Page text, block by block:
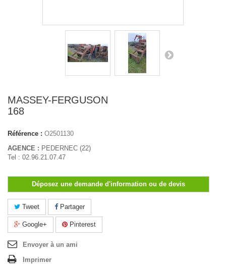
MASSEY-FERGUSON
168
Référence : O2501130
AGENCE : PEDERNEC (22)
Tel : 02.96.21.07.47
Déposez une demande d'information ou de devis
Tweet Partager
Google+ Pinterest
Envoyer à un ami
Imprimer